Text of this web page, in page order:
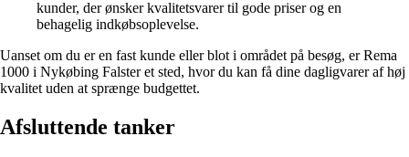
kunder, der ønsker kvalitetsvarer til gode priser og en
behagelig indkøbsoplevelse.
Uanset om du er en fast kunde eller blot i området på besøg, er Rema
1000 i Nykøbing Falster et sted, hvor du kan få dine dagligvarer af høj
kvalitet uden at sprænge budgettet.
Afsluttende tanker